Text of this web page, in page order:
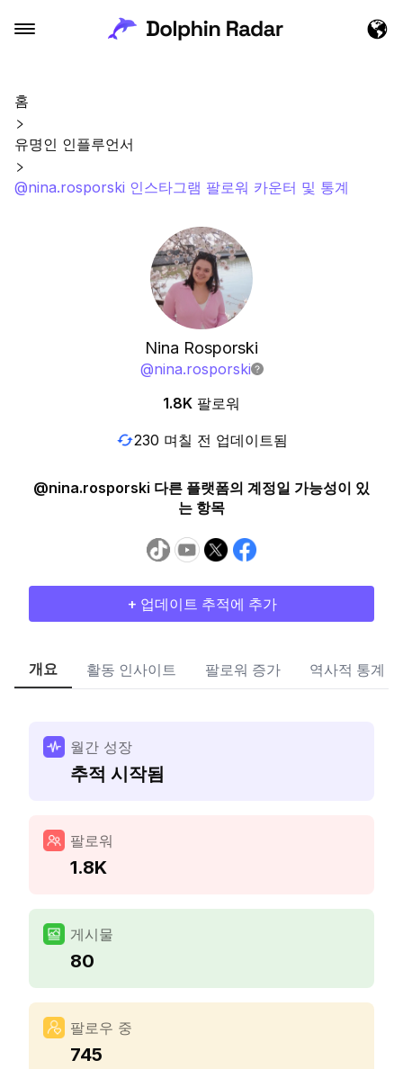
홈
유명인 인플루언서
@nina.rosporski 인스타그램 팔로워 카운터 및 통계
Nina Rosporski
@nina.rosporski
1.8K 팔로워
230 며칠 전 업데이트됨
@nina.rosporski 다른 플랫폼의 계정일 가능성이 있
는 항목
+ 업데이트 추적에 추가
개요 활동 인사이트 팔로워 증가 역사적 통계
월간 성장
추적 시작됨
팔로워
1.8K
게시물
80
팔로우 중
745